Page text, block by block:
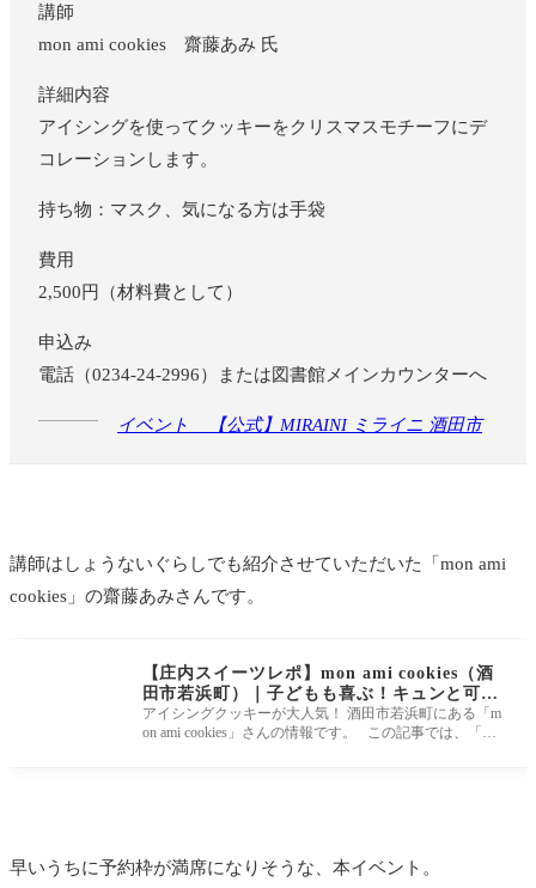
講師
mon ami cookies 齋藤あみ 氏
詳細内容
アイシングを使ってクッキーをクリスマスモチーフにデ
コレーションします。
持ち物：マスク、気になる方は手袋
費用
2,500円（材料費として）
申込み
電話（0234-24-2996）または図書館メインカウンターへ
イベント _ 【公式】MIRAINI ミライニ 酒田市
講師はしょうないぐらしでも紹介させていただいた「mon ami
cookies」の齋藤あみさんです。
【庄内スイーツレポ】mon ami cookies（酒
田市若浜町）｜子どもも喜ぶ！キュンと可愛
い手作りアイシングクッキーのお店
アイシングクッキーが大人気！ 酒田市若浜町にある「m
on ami cookies」さんの情報です。 この記事では、「mo
早いうちに予約枠が満席になりそうな、本イベント。